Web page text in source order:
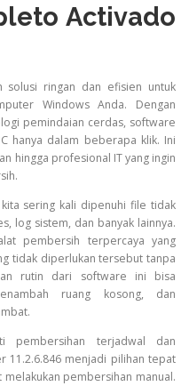
Activado
solusi ringan dan efisien untuk
Windows Anda. Dengan
pemindaian cerdas, software
hanya dalam beberapa klik. Ini
hingga profesional IT yang ingin
sering kali dipenuhi file tidak
log sistem, dan banyak lainnya.
pembersih terpercaya yang
tidak diperlukan tersebut tanpa
rutin dari software ini bisa
ruang kosong, dan
pembersihan terjadwal dan
11.2.6.846 menjadi pilihan tepat
pembersihan manual.